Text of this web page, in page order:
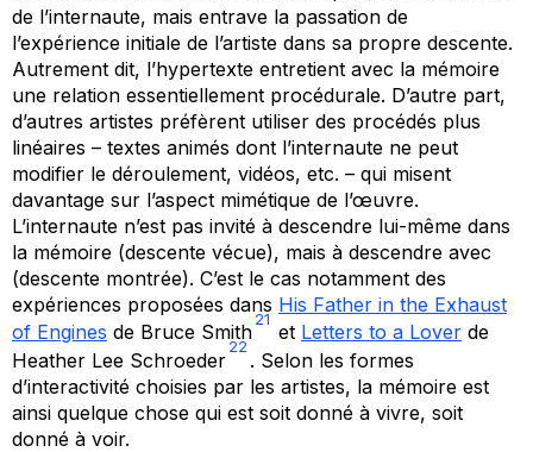
de l’internaute, mais entrave la passation de
l’expérience initiale de l’artiste dans sa propre descente.
Autrement dit, l’hypertexte entretient avec la mémoire
une relation essentiellement procédurale. D’autre part,
d’autres artistes préfèrent utiliser des procédés plus
linéaires – textes animés dont l’internaute ne peut
modifier le déroulement, vidéos, etc. – qui misent
davantage sur l’aspect mimétique de l’œuvre.
L’internaute n’est pas invité à descendre lui-même dans
la mémoire (descente vécue), mais à descendre avec
(descente montrée). C’est le cas notamment des
expériences proposées dans His Father in the Exhaust
of Engines de Bruce Smith
21
et Letters to a Lover de
Heather Lee Schroeder
22
. Selon les formes
d’interactivité choisies par les artistes, la mémoire est
ainsi quelque chose qui est soit donné à vivre, soit
donné à voir.